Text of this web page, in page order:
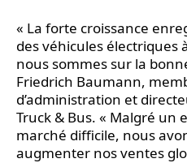
« La forte croissance
des véhicules électriques
nous sommes sur la
Friedrich Baumann,
d’administration et
Truck & Bus. « Malgré un
marché difficile, nous
augmenter nos ventes